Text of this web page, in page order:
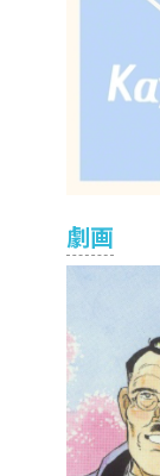
劇画